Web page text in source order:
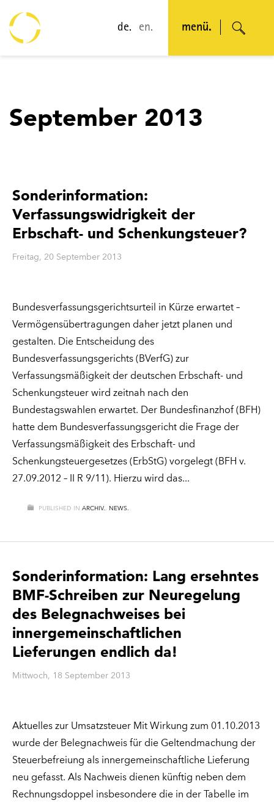
de. en. menü.
September 2013
Sonderinformation:
Verfassungswidrigkeit der
Erbschaft- und Schenkungsteuer?
Freitag, 20 September 2013
Bundesverfassungsgerichtsurteil in Kürze erwartet –
Vermögensübertragungen daher jetzt planen und
gestalten. Die Entscheidung des
Bundesverfassungsgerichts (BVerfG) zur
Verfassungsmäßigkeit der deutschen Erbschaft- und
Schenkungsteuer wird zeitnah nach den
Bundestagswahlen erwartet. Der Bundesfinanzhof (BFH)
hatte dem Bundesverfassungsgericht die Frage der
Verfassungsmäßigkeit des Erbschaft- und
Schenkungsteuergesetzes (ErbStG) vorgelegt (BFH v.
27.09.2012 – II R 9/11). Hierzu wird das
PUBLISHED IN ARCHIV. , NEWS.
Sonderinformation: Lang ersehntes
BMF-Schreiben zur Neuregelung
des Belegnachweises bei
innergemeinschaftlichen
Lieferungen endlich da!
Mittwoch, 18 September 2013
Aktuelles zur Umsatzsteuer Mit Wirkung zum 01.10.2013
wurde der Belegnachweis für die Geltendmachung der
Steuerbefreiung als innergemeinschaftliche Lieferung
neu gefasst. Als Nachweis dienen künftig neben dem
Rechnungsdoppel insbesondere die in der Tabelle im